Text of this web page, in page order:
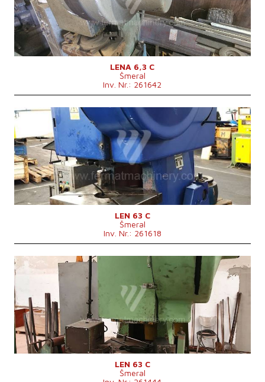
Stößelverstellung
45 mm
Maschinengewicht
630 kg
Kontrollsystem
nein
LENA 6,3 C
Šmeral
Inv. Nr.: 261642
1991
Presskraft
63 t
Die Abmessungen des Desktop
800x630 mm
Stößelhub
10-105 mm
Stößelverstellung
70 mm
Hubanzahl
65, 120 /min
Hauptmotorleistung
4/7,5 kW
Maschinenabmessungen L x B x H1400x18502550 mm
Maschinengewicht
5500 kg
nein
LEN 63 C
Šmeral
Inv. Nr.: 261618
Baujahr:
1988
Die Abmessungen des Desktop
800x630 mm
Stößelhub
10-105 mm
Stößelverstellung
70 mm
Hubanzahl
65, 120 /min
Hauptmotorleistung
Maschinenabmessungen L x B x H1400x1850x2720 mm
Maschinengewicht
5850 kg
nein
LEN 63 C
Šmeral